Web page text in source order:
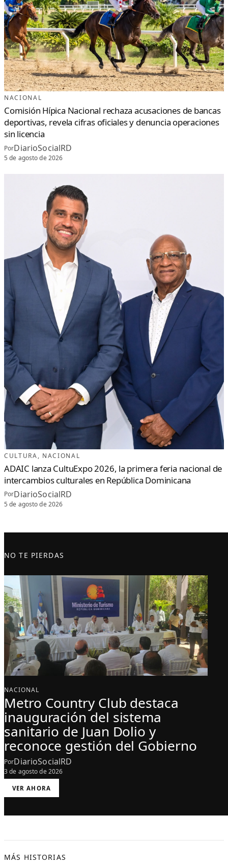
NACIONAL
Comisión Hípica Nacional rechaza acusaciones de bancas
deportivas, revela cifras oficiales y denuncia operaciones
sin licencia
PorDiarioSocialRD
5 de agosto de 2026
CULTURA, NACIONAL
ADAIC lanza CultuExpo 2026, la primera feria nacional de
intercambios culturales en República Dominicana
PorDiarioSocialRD
5 de agosto de 2026
NO TE PIERDAS
NACIONAL
Metro Country Club destaca
inauguración del sistema
sanitario de Juan Dolio y
reconoce gestión del Gobierno
PorDiarioSocialRD
3 de agosto de 2026
VER AHORA
:
M
E
O
Y
C
MÁS HISTORIAS